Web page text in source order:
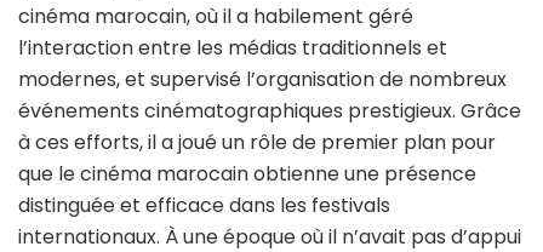
cinéma marocain, où il a habilement géré
l’interaction entre les médias traditionnels et
modernes, et supervisé l’organisation de nombreux
événements cinématographiques prestigieux. Grâce
à ces efforts, il a joué un rôle de premier plan pour
que le cinéma marocain obtienne une présence
distinguée et efficace dans les festivals
internationaux. À une époque où il n’avait pas d’appui